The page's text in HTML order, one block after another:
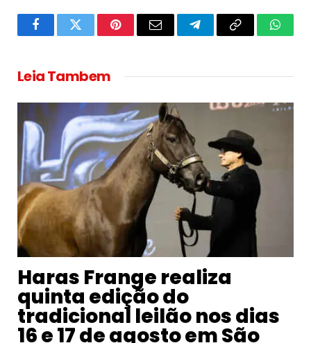
FacebookTwitter PinterestEmail TelegramCopy
Leia Tambem
Haras Frange realiza
quinta edição do
tradicional leilão nos dias
16 e 17 de agosto em São